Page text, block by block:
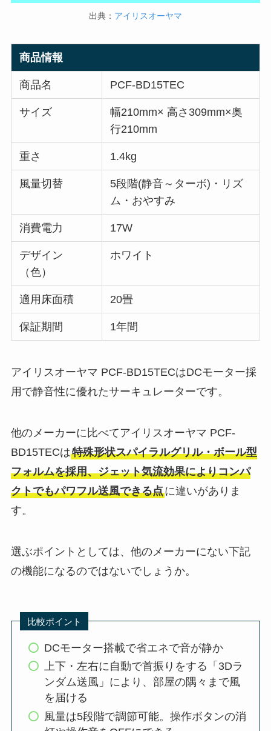
出典： アイリスオーヤマ
商品情報
商品名 PCF-BD15TEC
サイズ
幅210mm× 高さ309mm×奥
行210mm
重さ 1.4kg
風量切替
5段階(静音～ターボ)・リズ
ム・おやすみ
消費電力 17W
デザイン
（色）
ホワイト
適用床面積 20畳
保証期間 1年間
アイリスオーヤマ PCF-BD15TECはDCモーター採
用で静音性に優れたサーキュレーターです。
他のメーカーに比べてアイリスオーヤマ PCF-
BD15TECは特殊形状スパイラルグリル・ボール型
フォルムを採用、ジェット気流効果によりコンパ
クトでもパワフル送風できる点に違いがありま
す。
選ぶポイントとしては、他のメーカーにない下記
の機能になるのではないでしょうか。
比較ポイント
DCモーター搭載で省エネで音が静か
上下・左右に自動で首振りをする「3Dラ
ンダム送風」により、部屋の隅々まで風
を届ける
風量は5段階で調節可能。操作ボタンの消